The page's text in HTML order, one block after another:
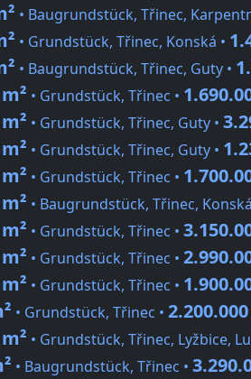
• Baugrundstück, Třinec,
• Grundstück, Třinec, Konská •
• Baugrundstück, Třinec, Guty •
• Grundstück, Třinec •
• Grundstück, Třinec, Guty •
• Grundstück, Třinec, Guty •
• Grundstück, Třinec •
• Baugrundstück, Třinec,
• Grundstück, Třinec •
• Grundstück, Třinec •
• Grundstück, Třinec •
• Grundstück, Třinec •
• Grundstück, Třinec, Lyžbice,
• Baugrundstück, Třinec •